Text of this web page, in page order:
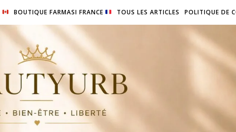
BOUTIQUE FARMASI FRANCE TOUS LES ARTICLES POLITIQUE DE